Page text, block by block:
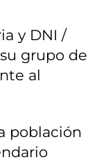
y DNI /
grupo de
al
población